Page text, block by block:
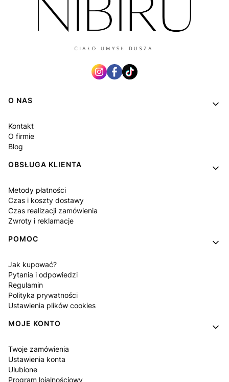
Linki w stopce
O NAS
Kontakt
O firmie
Blog
OBSŁUGA KLIENTA
Metody płatności
Czas i koszty dostawy
Czas realizacji zamówienia
Zwroty i reklamacje
POMOC
Jak kupować?
Pytania i odpowiedzi
Regulamin
Polityka prywatności
Ustawienia plików cookies
MOJE KONTO
Twoje zamówienia
Ustawienia konta
Ulubione
Program lojalnościowy